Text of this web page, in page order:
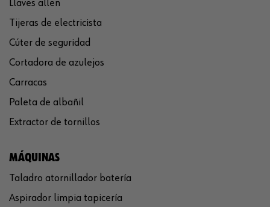
Llaves allen
Tijeras de electricista
Cúter de seguridad
Cortadora de azulejos
Carracas
Paleta de albañil
Extractor de tornillos
MÁQUINAS
Taladro atornillador batería
Aspirador limpia tapicería